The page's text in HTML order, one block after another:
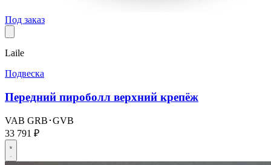
Под заказ
Laile
Подвеска
Передний пироболл верхний крепёж
VAB GRB･GVB
33 791 ₽